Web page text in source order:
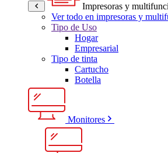
Impresoras y
Ver todo en impresoras y
Tipo de Uso
Hogar
Empresarial
Tipo de tinta
Cartucho
Botella
Monitores